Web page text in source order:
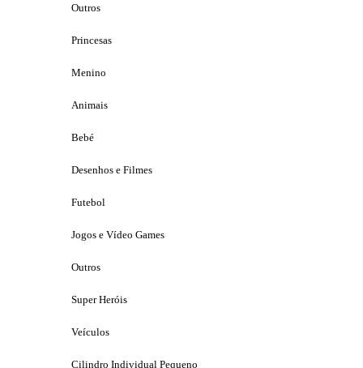
Outros
Princesas
Menino
Animais
Bebé
Desenhos e Filmes
Futebol
Jogos e Vídeo Games
Outros
Super Heróis
Veículos
Cilindro Individual Pequeno